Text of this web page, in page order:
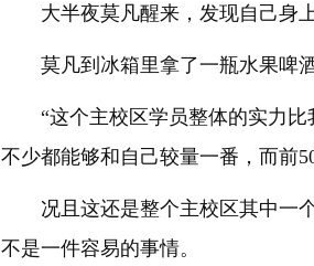
大半夜莫凡醒来，发现自己身
莫凡到冰箱里拿了一瓶水果啤
“这个主校区学员整体的实力
不少都能够和自己较量一番，而前
况且这还是整个主校区其中一
不是一件容易的事情。